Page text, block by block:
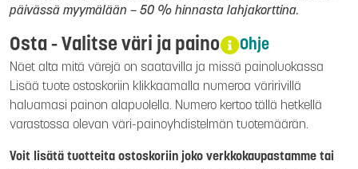
päivässä myymälään – 50 % hinnasta lahjakorttina.
Osta - Valitse väri ja paino Ohje
Näet alta mitä värejä on saatavilla ja missä painoluokassa
Lisää tuote ostoskoriin klikkaamalla numeroa väririvillä
haluamasi painon alapuolella. Numero kertoo tällä hetkellä
varastossa olevan väri-painoyhdistelmän tuotemäärän.
Voit lisätä tuotteita ostoskoriin joko verkkokaupastamme tai